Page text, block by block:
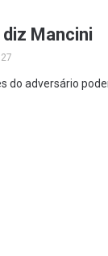
Mancini
do adversário